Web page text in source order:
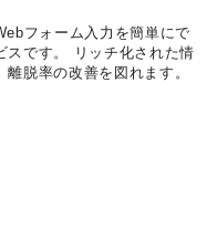
フォーム入力を簡単にで
スです。 リッチ化された情
離脱率の改善を図れます。